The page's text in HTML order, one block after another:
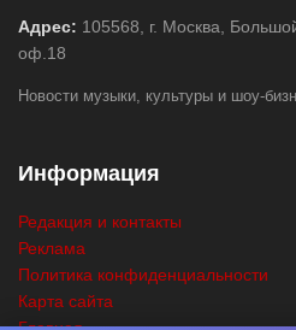
Адрес: 105568, г. Москва,
оф.18
Новости музыки, культуры и шоу-
Информация
Редакция и контакты
Реклама
Политика конфиденциальности
Карта сайта